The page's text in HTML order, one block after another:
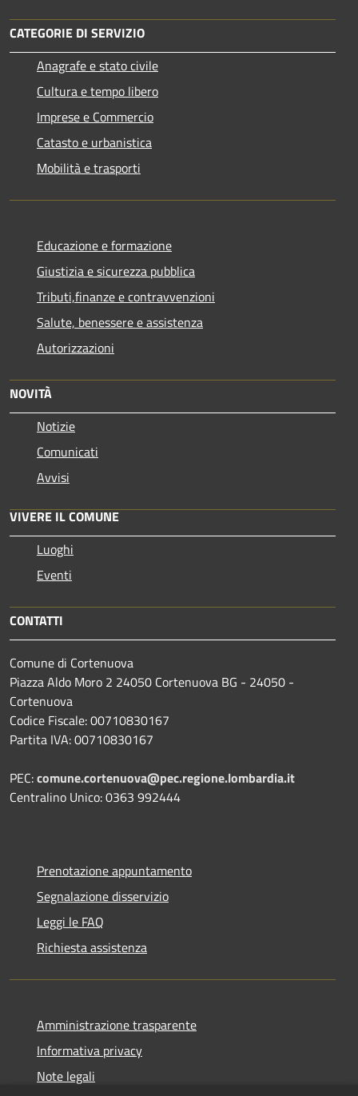
CATEGORIE DI SERVIZIO
Anagrafe e stato civile
Cultura e tempo libero
Imprese e Commercio
Catasto e urbanistica
Mobilità e trasporti
Educazione e formazione
Giustizia e sicurezza pubblica
Tributi,finanze e contravvenzioni
Salute, benessere e assistenza
Autorizzazioni
NOVITÀ
Notizie
Comunicati
Avvisi
VIVERE IL COMUNE
Luoghi
Eventi
CONTATTI
Comune di Cortenuova
Piazza Aldo Moro 2 24050 Cortenuova BG - 24050 -
Cortenuova
Codice Fiscale: 00710830167
Partita IVA: 00710830167
PEC:comune.cortenuova@pec.regione.lombardia.it
Centralino Unico: 0363 992444
Prenotazione appuntamento
Segnalazione disservizio
Leggi le FAQ
Richiesta assistenza
Amministrazione trasparente
Informativa privacy
Note legali